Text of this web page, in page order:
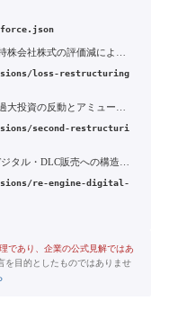
loss-restructuring
second-restructuri
re-engine-digital-
であり、企業の公式見解ではあ
を目的としたものではありませ